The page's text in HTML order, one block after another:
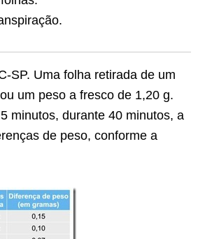
SP. Uma folha retirada de um
um peso a fresco de 1,20 g.
minutos, durante 40 minutos, a
de peso, conforme a